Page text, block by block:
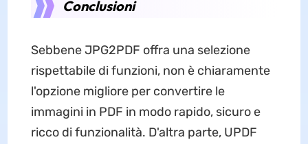
Conclusioni
Sebbene JPG2PDF offra una selezione
rispettabile di funzioni, non è chiaramente
l'opzione migliore per convertire le
immagini in PDF in modo rapido, sicuro e
ricco di funzionalità. D'altra parte, UPDF